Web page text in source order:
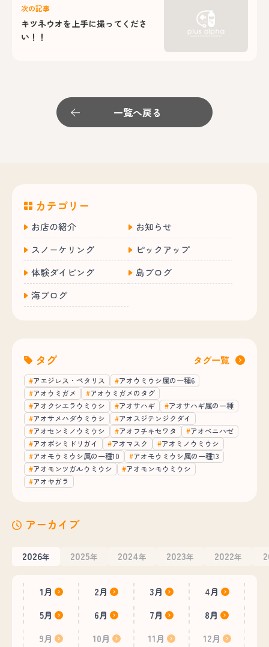
次の記事
キツネウオを上手に撮ってくださ
い！！
一覧へ戻る
カテゴリー
お店の紹介
お知らせ
スノーケリング
ピックアップ
体験ダイビング
島ブログ
海ブログ
タグ タグ一覧
アエジレス・ペタリス
アオウミウシ属の一種6
アオウミガメ
アオウミガメのタグ
アオクシエラウミウシ
アオサハギ
アオサハギ属の一種
アオサメハダウミウシ
アオスジテンジクダイ
アオセンミノウミウシ
アオフチキセワタ
アオベニハゼ
アオボシミドリガイ
アオマスク
アオミノウミウシ
アオモウミウシ属の一種10
アオモウミウシ属の一種13
アオモンツガルウミウシ
アオモンモウミウシ
アオヤガラ
アーカイブ
2026年 2025年 2024年 2023年 2022年
1月 2月 3月
4月
5月
6月 7月
8月
9月
10月 11月 12月